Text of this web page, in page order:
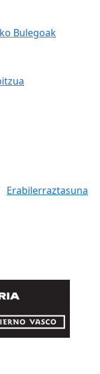
Bulegoak
Erabilerraztasuna